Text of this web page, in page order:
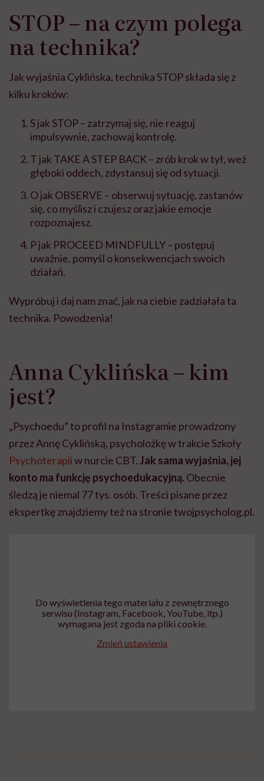
STOP – na czym polega
na technika?
Jak wyjaśnia Cyklińska, technika STOP składa się z
kilku kroków:
S jak STOP – zatrzymaj się, nie reaguj
impulsywnie, zachowaj kontrolę.
T jak TAKE A STEP BACK – zrób krok w tył, weź
głęboki oddech, zdystansuj się od sytuacji.
O jak OBSERVE – obserwuj sytuację, zastanów
się, co myślisz i czujesz oraz jakie emocje
rozpoznajesz.
P jak PROCEED MINDFULLY – postępuj
uważnie, pomyśl o konsekwencjach swoich
działań.
Wypróbuj i daj nam znać, jak na ciebie zadziałała ta
technika. Powodzenia!
Anna Cyklińska – kim
jest?
„Psychoedu” to profil na Instagramie prowadzony
przez Annę Cyklińską, psycholożkę w trakcie Szkoły
Psychoterapiiw nurcie CBT.Jak sama wyjaśnia, jej
konto ma funkcję psychoedukacyjną. Obecnie
śledzą je niemal 77 tys. osób. Treści pisane przez
ekspertkę znajdziemy też na stronie twojpsycholog.pl.
Do wyświetlenia tego materiału z zewnętrznego
serwisu (Instagram, Facebook, YouTube, itp.)
wymagana jest zgoda na pliki cookie.
Zmień ustawienia